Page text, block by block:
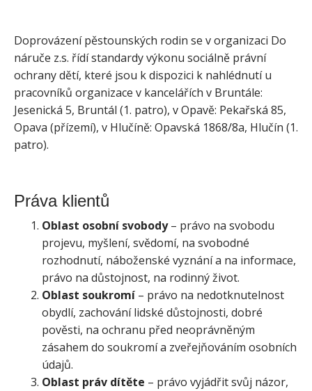
Doprovázení pěstounských rodin se v organizaci Do
náruče z.s. řídí standardy výkonu sociálně právní
ochrany dětí, které jsou k dispozici k nahlédnutí u
pracovníků organizace v kancelářích v Bruntále:
Jesenická 5, Bruntál (1. patro), v Opavě: Pekařská 85,
Opava (přízemí), v Hlučíně: Opavská 1868/8a, Hlučín (1.
patro).
Práva klientů
Oblast osobní svobody– právo na svobodu
projevu, myšlení, svědomí, na svobodné
rozhodnutí, náboženské vyznání a na informace,
právo na důstojnost, na rodinný život.
Oblast soukromí – právo na nedotknutelnost
obydlí, zachování lidské důstojnosti, dobré
pověsti, na ochranu před neoprávněným
zásahem do soukromí a zveřejňováním osobních
údajů.
Oblast práv dítěte – právo vyjádřit svůj názor,